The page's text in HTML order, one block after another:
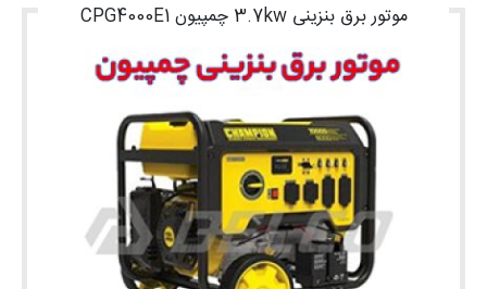
موتور برق بنزینی 3.7kw چمپیون CPG4000E1